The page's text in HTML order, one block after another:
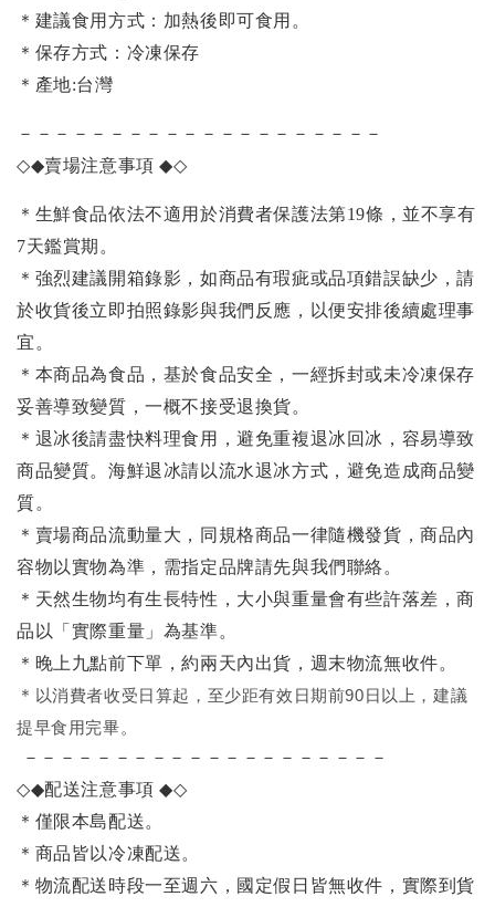
＊建議食用方式：加熱後即可食用。
＊保存方式：冷凍保存
＊產地:台灣
－－－－－－－－－－－－－－－－－－－－
◇◆賣場注意事項◆◇
＊生鮮食品依法不適用於消費者保護法第19條，並不享有
7天鑑賞期。
＊強烈建議開箱錄影，如商品有瑕疵或品項錯誤缺少，請
於收貨後立即拍照錄影與我們反應，以便安排後續處理事
宜。
＊本商品為食品，基於食品安全，一經拆封或未冷凍保存
妥善導致變質，一概不接受退換貨。
＊退冰後請盡快料理食用，避免重複退冰回冰，容易導致
商品變質。海鮮退冰請以流水退冰方式，避免造成商品變
質。
＊賣場商品流動量大，同規格商品一律隨機發貨，商品內
容物以實物為準，需指定品牌請先與我們聯絡。
＊天然生物均有生長特性，大小與重量會有些許落差，商
品以「實際重量」為基準。
＊晚上九點前下單，約兩天內出貨，週末物流無收件。
＊ 以消費者收受日算起，至少距有效日期前90日以上，建議
提早食用完畢。
－－－－－－－－－－－－－－－－－－－－
◇◆配送注意事項◆◇
＊僅限本島配送。
＊商品皆以冷凍配送。
＊物流配送時段一至週六，國定假日皆無收件，實際到貨